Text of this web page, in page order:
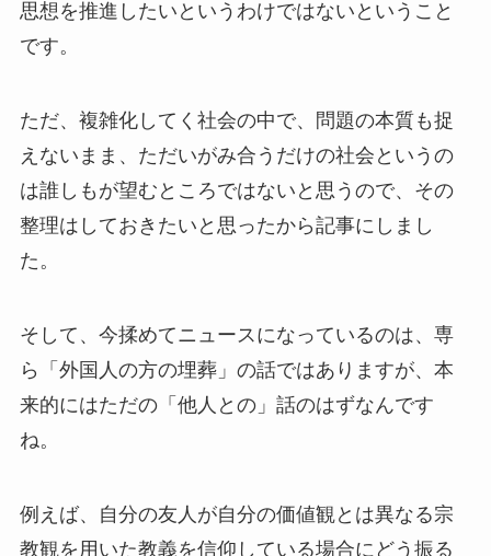
思想を推進したいというわけではないということ
です。
ただ、複雑化してく社会の中で、問題の本質も捉
えないまま、ただいがみ合うだけの社会というの
は誰しもが望むところではないと思うので、その
整理はしておきたいと思ったから記事にしまし
た。
そして、今揉めてニュースになっているのは、専
ら「外国人の方の埋葬」の話ではありますが、本
来的にはただの「他人との」話のはずなんです
ね。
例えば、自分の友人が自分の価値観とは異なる宗
教観を用いた教義を信仰している場合にどう振る